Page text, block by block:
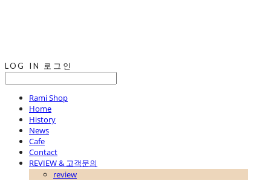
LOG IN 로그인
Rami Shop
Home
History
News
Cafe
Contact
REVIEW & 고객문의
review